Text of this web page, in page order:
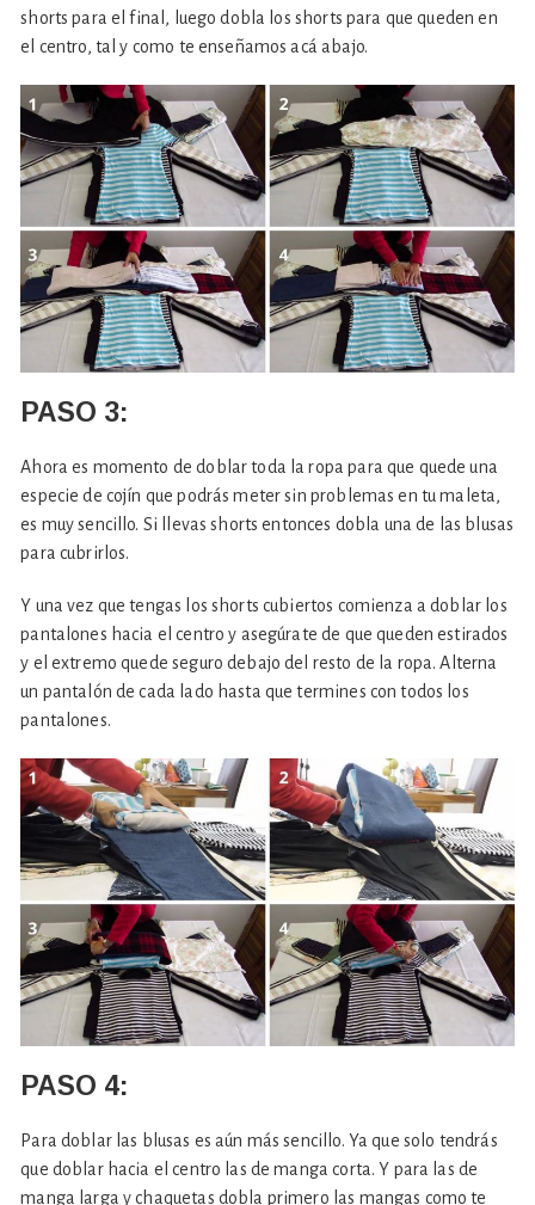
shorts para el final, luego dobla los shorts para que queden en
el centro, tal y como te enseñamos acá abajo.
PASO 3:
Ahora es momento de doblar toda la ropa para que quede una
especie de cojín que podrás meter sin problemas en tu maleta,
es muy sencillo. Si llevas shorts entonces dobla una de las blusas
para cubrirlos.
Y una vez que tengas los shorts cubiertos comienza a doblar los
pantalones hacia el centro y asegúrate de que queden estirados
y el extremo quede seguro debajo del resto de la ropa. Alterna
un pantalón de cada lado hasta que termines con todos los
pantalones.
PASO 4:
Para doblar las blusas es aún más sencillo. Ya que solo tendrás
que doblar hacia el centro las de manga corta. Y para las de
manga larga y chaquetas dobla primero las mangas como te